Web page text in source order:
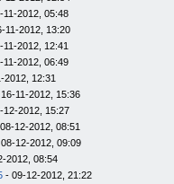
11-2012, 05:48
11-2012, 13:20
11-2012, 12:41
11-2012, 06:49
2012, 12:31
11-2012, 15:36
12-2012, 15:27
12-2012, 08:51
12-2012, 09:09
2012, 08:54
- 09-12-2012, 21:22